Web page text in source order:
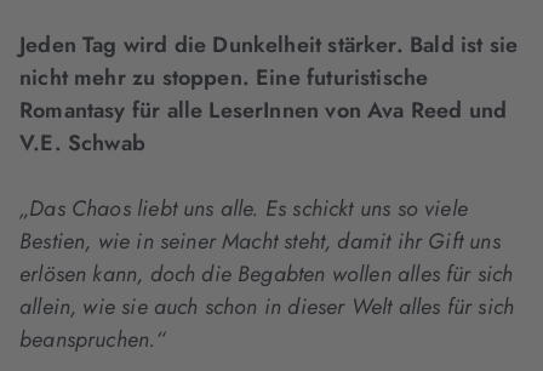
Jeden Tag wird die Dunkelheit stärker. Bald ist sie
nicht mehr zu stoppen. Eine futuristische
Romantasy für alle LeserInnen von Ava Reed und
V.E. Schwab
„Das Chaos liebt uns alle. Es schickt uns so viele
Bestien, wie in seiner Macht steht, damit ihr Gift uns
erlösen kann, doch die Begabten wollen alles für sich
allein, wie sie auch schon in dieser Welt alles für sich
beanspruchen.“